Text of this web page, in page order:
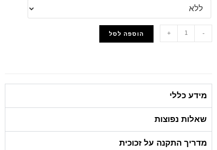
-
+ הוספה לסל
מידע כללי
שאלות נפוצות
מדריך התקנה על זכוכית